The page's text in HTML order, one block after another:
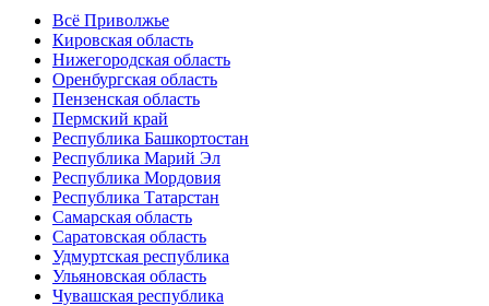
Всё Приволжье
Кировская область
Нижегородская область
Оренбургская область
Пензенская область
Пермский край
Республика Башкортостан
Республика Марий Эл
Республика Мордовия
Республика Татарстан
Самарская область
Саратовская область
Удмуртская республика
Ульяновская область
Чувашская республика